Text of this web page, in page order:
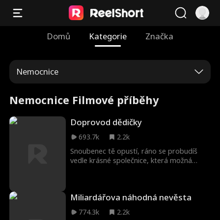
Domů Kategorie Značka
Nemocnice
Nemocnice Filmové příběhy
Doprovod dědičky
693.7k
2.2k
Snoubenec tě opustí, ráno se probudíš
vedle krásné společnice, která možná
Miliardářova náhodná nevěsta
774.3k
2.2k